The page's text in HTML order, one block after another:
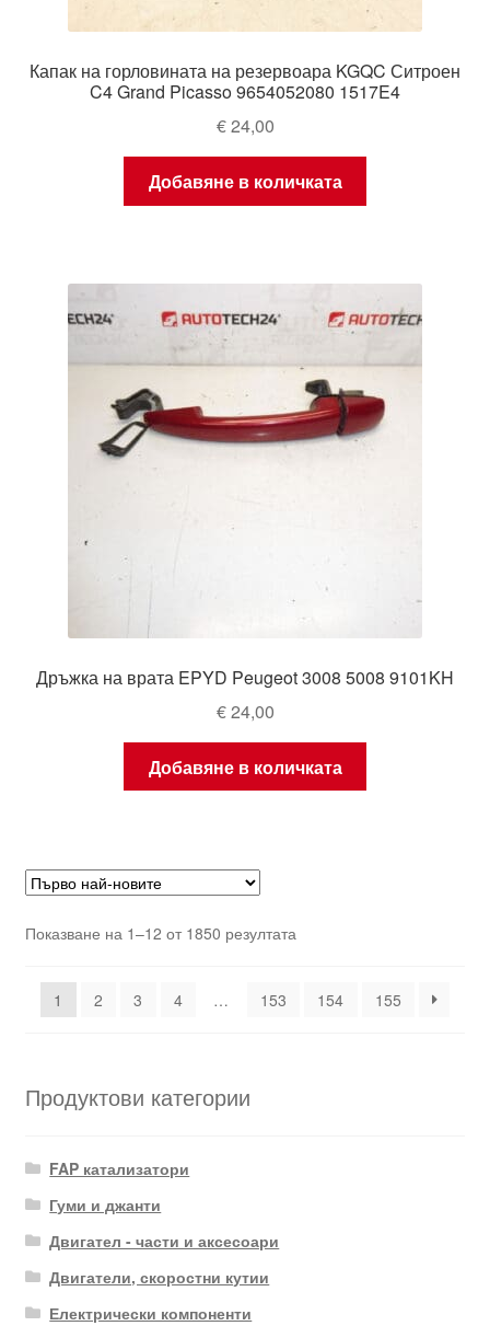
Капак на горловината на резервоара KGQC Ситроен
C4 Grand Picasso 9654052080 1517E4
€24,00
Добавяне в количката
Дръжка на врата EPYD Peugeot 3008 5008 9101KH
€24,00
Добавяне в количката
Показване на 1–12 от 1850 резултатаSorted
1
2 3 4 … 153 154 155
Продуктови категории
FAP катализатори
Гуми и джанти
Двигател - части и аксесоари
Двигатели, скоростни кутии
Електрически компоненти